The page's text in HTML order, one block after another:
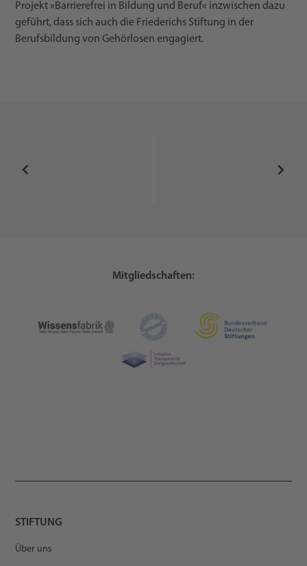
Projekt »Barrierefrei in Bildung und Beruf« inzwischen dazu
geführt, dass sich auch die Friederichs Stiftung in der
Berufsbildung von Gehörlosen engagiert.
Mitgliedschaften:
STIFTUNG
Über uns